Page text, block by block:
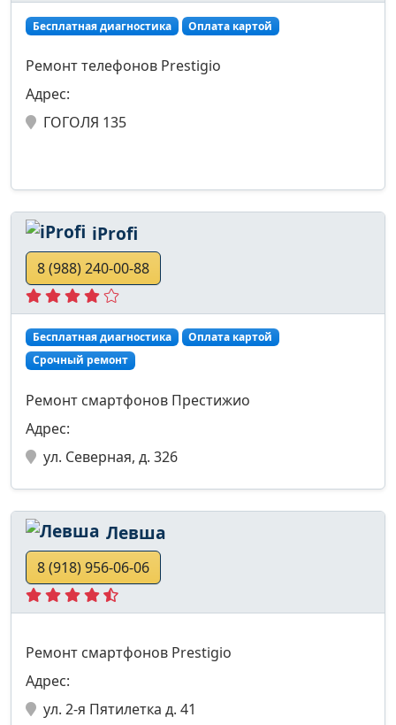
Бесплатная диагностика Оплата картой
Ремонт телефонов Prestigio
Адрес:
ГОГОЛЯ 135
iProfi
8 (988) 240-00-88
Бесплатная диагностика
Оплата картой
Срочный ремонт
Ремонт смартфонов Престижио
Адрес:
ул. Северная, д. 326
Левша
8 (918) 956-06-06
Ремонт смартфонов Prestigio
Адрес:
ул. 2-я Пятилетка д. 41